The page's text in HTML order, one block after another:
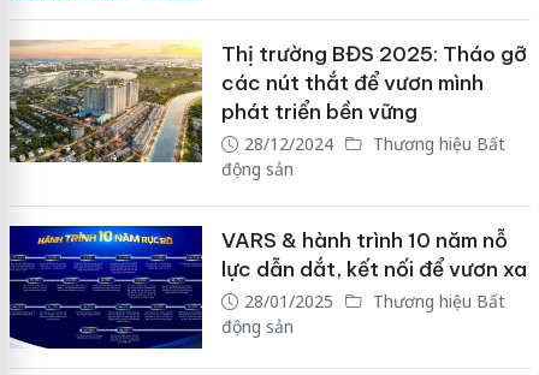
Thị trường BĐS 2025: Tháo gỡ
các nút thắt để vươn mình
phát triển bền vững
28/12/2024
Thương hiệu Bất
động sản
VARS & hành trình 10 năm nỗ
lực dẫn dắt, kết nối để vươn xa
28/01/2025
Thương hiệu Bất
động sản